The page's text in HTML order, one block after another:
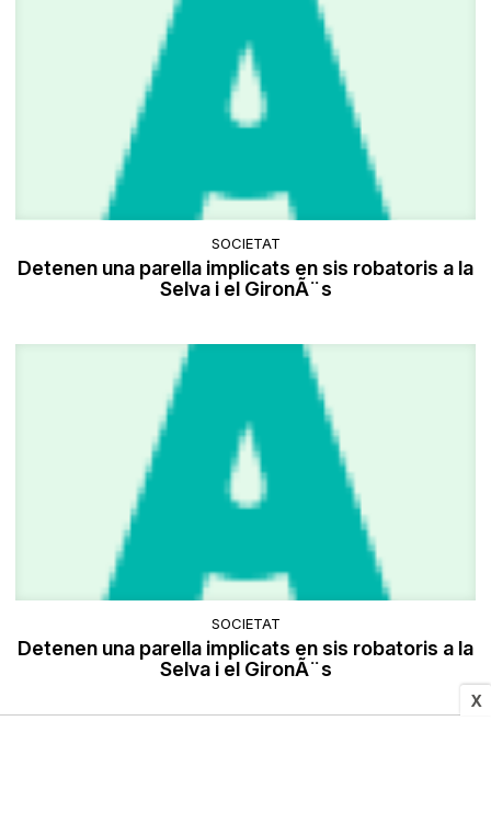
X
SOCIETAT
Detenen una parella implicats en sis robatoris a la
Selva i el GironÃ¨s
SOCIETAT
Detenen una parella implicats en sis robatoris a la
Selva i el GironÃ¨s